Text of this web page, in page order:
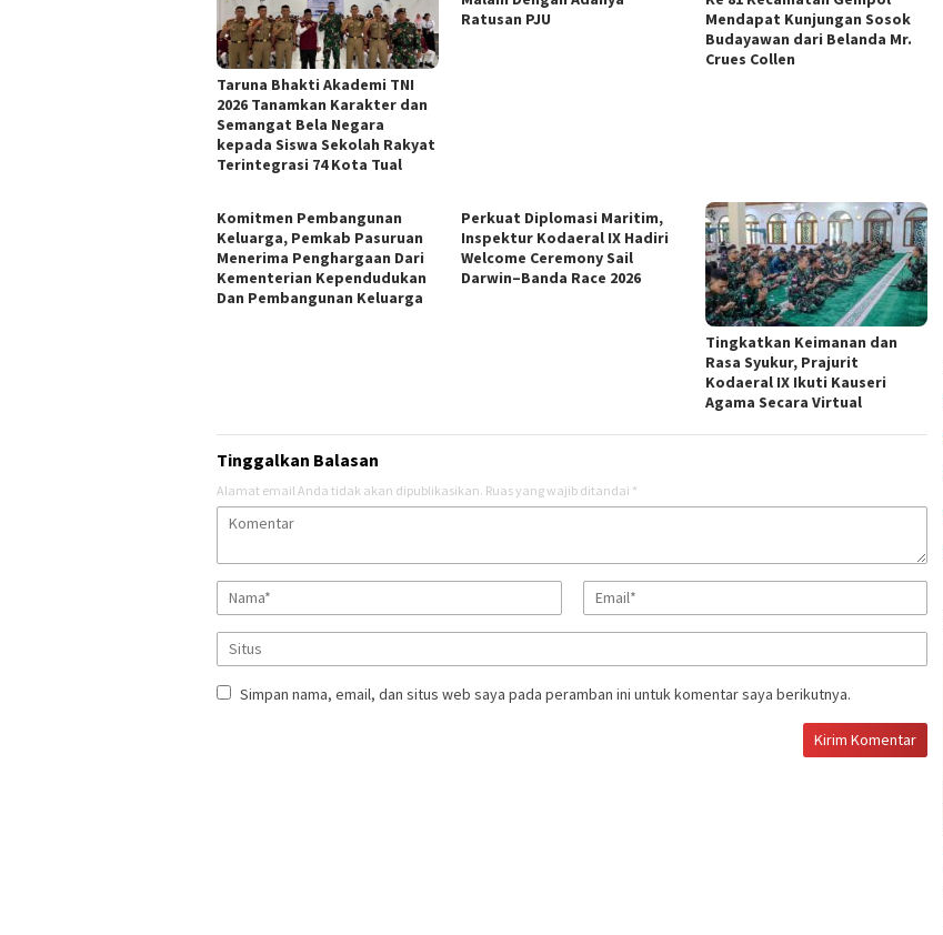
Taruna Bhakti Akademi TNI
2026 Tanamkan Karakter dan
Semangat Bela Negara
kepada Siswa Sekolah Rakyat
Terintegrasi 74 Kota Tual
Ratusan PJU
Mendapat Kunjungan Sosok
Budayawan dari Belanda Mr.
Crues Collen
Komitmen Pembangunan
Keluarga, Pemkab Pasuruan
Menerima Penghargaan Dari
Kementerian Kependudukan
Dan Pembangunan Keluarga
Perkuat Diplomasi Maritim,
Inspektur Kodaeral IX Hadiri
Welcome Ceremony Sail
Darwin–Banda Race 2026
Tingkatkan Keimanan dan
Rasa Syukur, Prajurit
Kodaeral IX Ikuti Kauseri
Agama Secara Virtual
Tinggalkan Balasan
Alamat email Anda tidak akan dipublikasikan. Ruas yang wajib ditandai *
Simpan nama, email, dan situs web saya pada peramban ini untuk komentar saya berikutnya.